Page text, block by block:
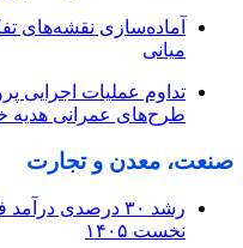
میانی
تداوم عملیات اجرایی
طرح‌های عمرانی هدیه
صنعت، معدن و تجارت
رشد ۳۰ درصدی
نخست ۱۴۰۵